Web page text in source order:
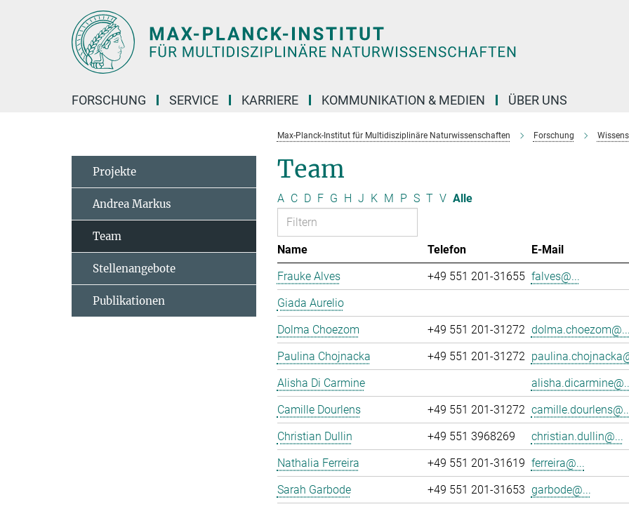
FORSCHUNG SERVICE KARRIERE KOMMUNIKATION & MEDIEN ÜBER UNS
Max-Planck-Institut für Multidisziplinäre Naturwissenschaften Forschung
Team
A C D F G H J K M P S T V Alle
Name Telefon
E-Mail
Frauke Alves
+49 551 201-31655 falves@...
Giada Aurelio
Dolma Choezom
+49 551 201-31272 dolma.choezom@...
Paulina Chojnacka
+49 551 201-31272
Alisha Di Carmine
Camille Dourlens
+49 551 201-31272
Christian Dullin
+49 551 3968269
christian.dullin@...
Nathalia Ferreira
+49 551 201-31619 ferreira@...
Sarah Garbode
+49 551 201-31653 garbode@...
Projekte
Andrea Markus
Team
Stellenangebote
Publikationen